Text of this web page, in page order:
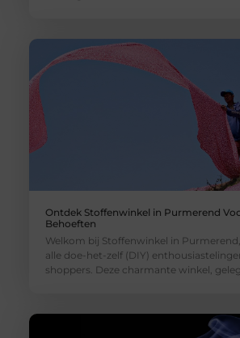
Ontdek Stoffenwinkel in Purmerend
Behoeften
Welkom bij Stoffenwinkel in
alle doe-het-zelf (DIY)
shoppers. Deze charmante winkel,